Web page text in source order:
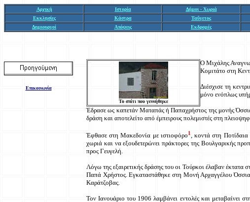
Αρχική Ιστορία Δήμοι - Χωριά
Εκκλησίες
Κάστρα Ταΰγετος
Δημιουργοί
Απόψεις Εκδρομές
Επικοινωνία
Το σπίτι που γεννήθηκε
Ο Μιχάλης
Κομιτάτο στη
Διέσχισε τη
μόνο ενόπλως
Έδρασε ως καπετάν Ματαπάς ή Παπαχρήστος της μονής
δράση και αποτελείτο από έμπειρους πολεμιστές στη
Έφθασε στη Μακεδονία με ιστιοφόρο1, κοντά στη
χωριά και να εξουδετερώνει πράκτορες της Βουλγαρικής
προς Γευγελή.
Λόγω της εξαιρετικής δράσης του οι Τούρκοι έλαβαν έκτατα
Παπά Χρήστος. Εγκαταστάθηκε στη Μονή Αρχαγγέλου
Καράτζοβας.
Τον Ιανουάριο του 1906 λαμβάνει εντολές και μεταβαίνει